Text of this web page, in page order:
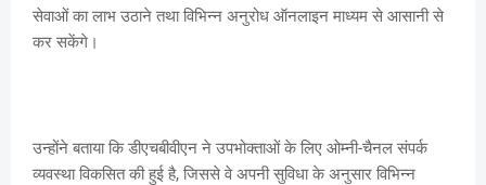
सेवाओं का लाभ उठाने तथा विभिन्न अनुरोध ऑनलाइन माध्यम से आसानी से
कर सकेंगे।
उन्होंने बताया कि डीएचबीवीएन ने उपभोक्ताओं के लिए ओम्नी-चैनल संपर्क
व्यवस्था विकसित की हुई है, जिससे वे अपनी सुविधा के अनुसार विभिन्न